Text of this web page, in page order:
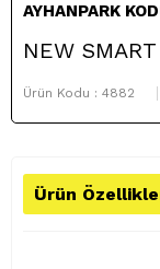
AYHANPARK
NEW
Ürün Kodu : 4882
Ürün